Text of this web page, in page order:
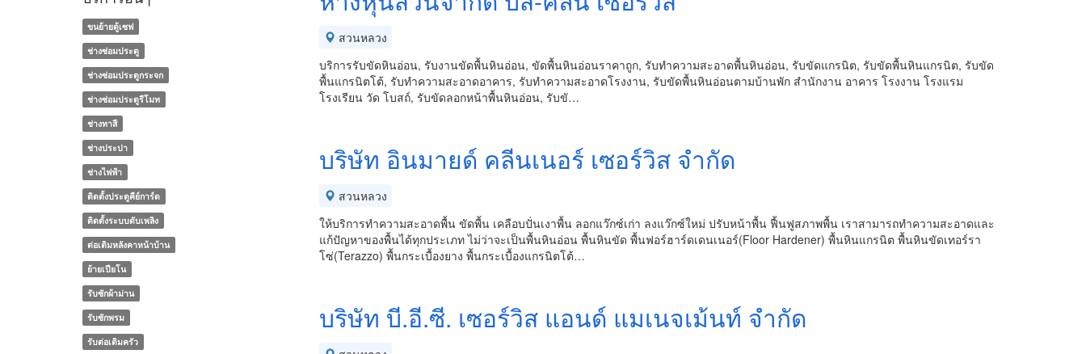
สวนหลวง
บริการรับขัดหินอ่อน, รับงานขัดพื้นหินอ่อน, ขัดพื้นหินอ่อนราคาถูก, รับทำความสะอาดพื้นหินอ่อน, รับขัดแกรนิต, รับขัดพื้นหินแกรนิต, รับขัด
พื้นแกรนิตโต้, รับทำความสะอาดอาคาร, รับทำความสะอาดโรงงาน, รับขัดพื้นหินอ่อนตามบ้านพัก สำนักงาน อาคาร โรงงาน โรงแรม
โรงเรียน วัด โบสถ์, รับขัดลอกหน้าพื้นหินอ่อน, รับขั…
บริษัท อินมายด์ คลีนเนอร์ เซอร์วิส จำกัด
สวนหลวง
ให้บริการทำความสะอาดพื้น ขัดพื้น เคลือบปั่นเงาพื้น ลอกแว๊กซ์เก่า ลงแว๊กซ์ใหม่ ปรับหน้าพื้น ฟื้นฟูสภาพพื้น เราสามารถทำความสะอาดและ
แก้ปัญหาของพื้นได้ทุกประเภท ไม่ว่าจะเป็นพื้นหินอ่อน พื้นหินขัด พื้นฟอร์ฮาร์ดเดนเนอร์(Floor Hardener) พื้นหินแกรนิต พื้นหินขัดเทอร์รา
โซ่(Terazzo) พื้นกระเบื้องยาง พื้นกระเบื้องแกรนิตโต้…
บริษัท บี.อี.ซี. เซอร์วิส แอนด์ แมเนจเม้นท์ จำกัด
ขนย้ายตู้เซฟ
ช่างซ่อมประตู
ช่างซ่อมประตูกระจก
ช่างซ่อมประตูรีโมท
ช่างทาสี
ช่างประปา
ช่างไฟฟ้า
ติดตั้งประตูคีย์การ์ด
ติดตั้งระบบดับเพลิง
ต่อเติมหลังคาหน้าบ้าน
ย้ายเปียโน
รับซักผ้าม่าน
รับซักพรม
รับต่อเติมครัว